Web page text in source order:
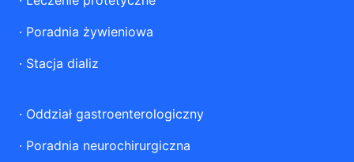
· Poradnia żywieniowa
· Stacja dializ
· Oddział gastroenterologiczny
· Poradnia neurochirurgiczna